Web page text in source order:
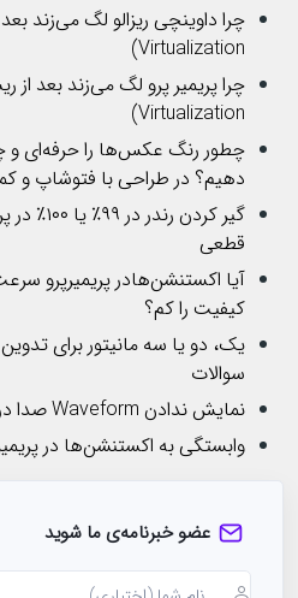
چرا داوینچی ریزالو لگ
Virtualization)
چرا پریمیر پرو لگ می‌زند بعد
Virtualization)
چطور رنگ عکس‌ها را حرفه‌ای و
دهیم؟ در طراحی با فتوشاپ و
گیر کردن
قطعی
آیا اکستنشن‌هادر پریمیرپرو
کیفیت را کم؟
یک، دو یا سه مانیتور برای
سوالات
نمایش ندادن Waveform صدا در Premiere Pro پریمیر پرو
وابستگی به اکستنشن‌ها در
عضو خبرنامه‌ی ما شوید